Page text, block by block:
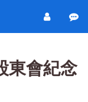
東會紀念